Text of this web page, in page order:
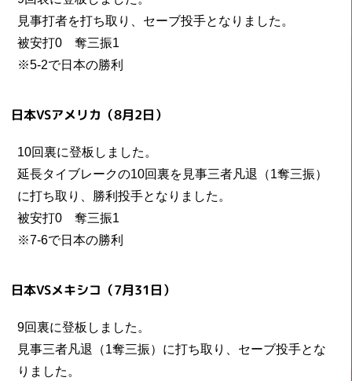
見事打者を打ち取り、セーブ投手となりました。
被安打0 奪三振1
※5-2で日本の勝利
日本VSアメリカ（8月2日）
10回裏に登板しました。
延長タイブレークの10回裏を見事三者凡退（1奪三振）
に打ち取り、勝利投手となりました。
被安打0 奪三振1
※7-6で日本の勝利
日本VSメキシコ（7月31日）
9回裏に登板しました。
見事三者凡退（1奪三振）に打ち取り、セーブ投手とな
りました。